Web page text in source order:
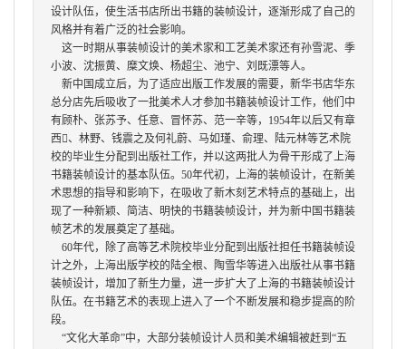
设计队伍，使生活书店所出书籍的装帧设计，逐渐形成了自己的
风格并有着广泛的社会影响。
这一时期从事装帧设计的美术家和工艺美术家还有孙雪泥、季
小波、沈振黄、糜文焕、杨超尘、池宁、刘既漂等人。
新中国成立后，为了适应出版工作发展的需要，新华书店华东
总分店先后吸收了一批美术人才参加书籍装帧设计工作，他们中
有顾朴、张苏予、任意、冒怀苏、范一辛等， 1954年以后又有章
西、林野、钱震之及何礼蔚、马如瑾、俞理、陆元林等艺术院
校的毕业生分配到出版社工作，并以这两批人为骨干形成了上海
书籍装帧设计的基本队伍。 50年代初，上海的装帧设计，在新美
术思想的指导和影响下，在吸收了新木刻艺术特点的基础上，出
现了一种新颖、简洁、明快的书籍装帧设计，并为新中国书籍装
帧艺术的发展奠定了基础。
60年代，除了高等艺术院校毕业分配到出版社担任书籍装帧设
计之外，上海出版学校的陆全根、陶雪华等进入出版社从事书籍
装帧设计，增加了新生力量，进一步扩大了上海的书籍装帧设计
队伍。在书籍艺术的表现上进入了一个不断发展和稳步提高的阶
段。
“文化大革命”中，大部分装帧设计人员和美术编辑被赶到 “五